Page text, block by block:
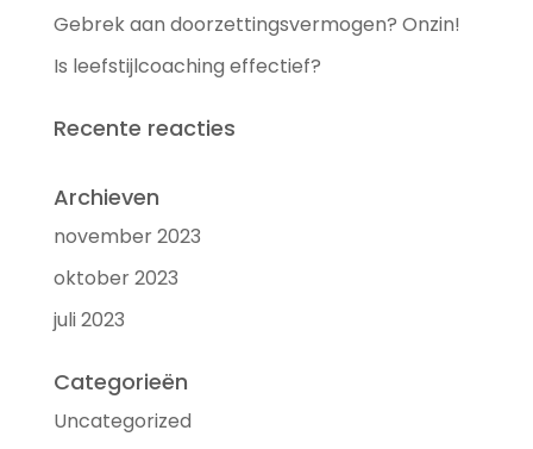
Gebrek aan doorzettingsvermogen? Onzin!
Is leefstijlcoaching effectief?
Recente reacties
Archieven
november 2023
oktober 2023
juli 2023
Categorieën
Uncategorized